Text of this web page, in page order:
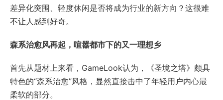
差异化突围、轻度休闲是否将成为行业的新方向？这很难
不让人感到好奇。
森系治愈风再起，喧嚣都市下的又一理想乡
首先从题材上来看，GameLook认为，《圣境之塔》颇具
特色的“森系治愈”风格，显然直接击中了年轻用户内心最
柔软的部分。